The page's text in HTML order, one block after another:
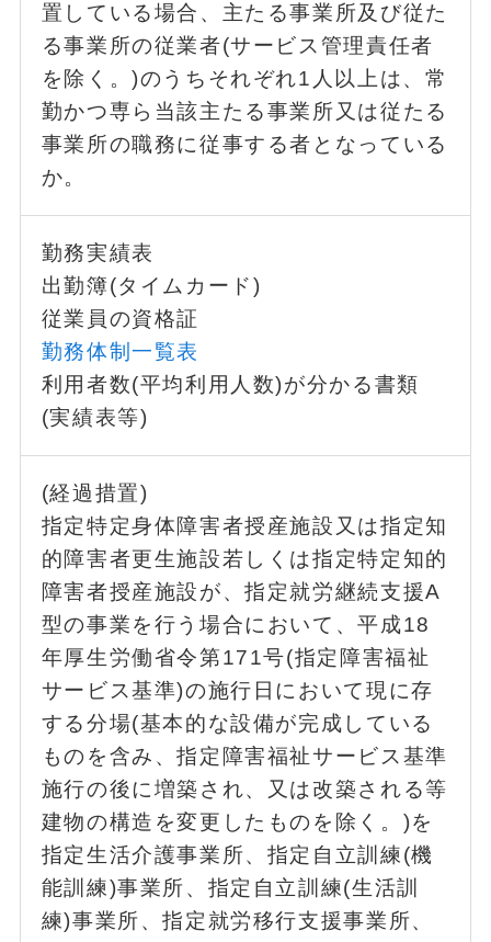
置している場合、主たる事業所及び従た
る事業所の従業者(サービス管理責任者
を除く。)のうちそれぞれ1人以上は、常
勤かつ専ら当該主たる事業所又は従たる
事業所の職務に従事する者となっている
か。
勤務実績表
出勤簿(タイムカード)
従業員の資格証
勤務体制一覧表
利用者数(平均利用人数)が分かる書類
(実績表等)
(経過措置)
指定特定身体障害者授産施設又は指定知
的障害者更生施設若しくは指定特定知的
障害者授産施設が、指定就労継続支援A
型の事業を行う場合において、平成18
年厚生労働省令第171号(指定障害福祉
サービス基準)の施行日において現に存
する分場(基本的な設備が完成している
ものを含み、指定障害福祉サービス基準
施行の後に増築され、又は改築される等
建物の構造を変更したものを除く。)を
指定生活介護事業所、指定自立訓練(機
能訓練)事業所、指定自立訓練(生活訓
練)事業所、指定就労移行支援事業所、